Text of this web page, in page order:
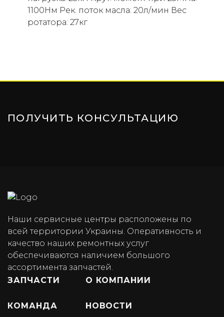
1100Нм Рек. поток масла: 20л/мин Вес
ротатора: 27кг
ПОЛУЧИТЬ КОНСУЛЬТАЦИЮ
Наши сервисные центры расположены по
всей территории Украины. Оперативность и
качество наших ремонтных услуг
обеспечиваются наличием большого
ассортимента запчастей.
ЗАПЧАСТИ
О КОМПАНИИ
КОМАНДА НОВОСТИ